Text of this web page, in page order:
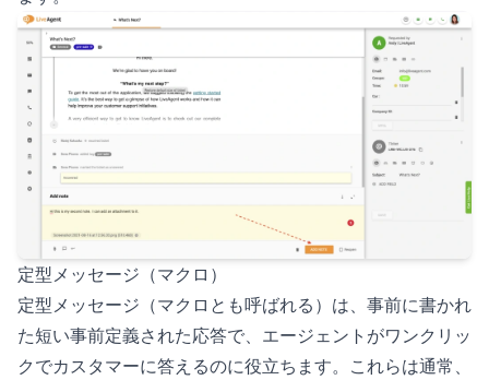
定型メッセージ（マクロ）
定型メッセージ（マクロとも呼ばれる）は、事前に書かれ
た短い事前定義された応答で、エージェントがワンクリッ
クでカスタマーに答えるのに役立ちます。これらは通常、